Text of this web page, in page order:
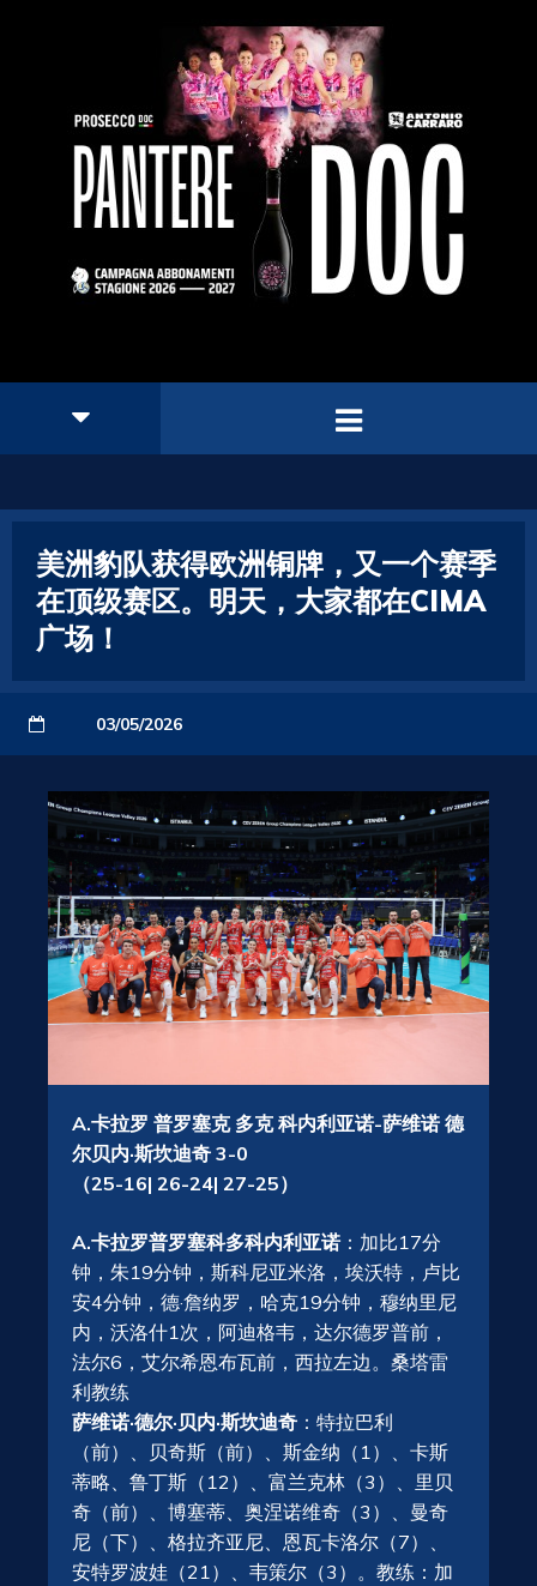
美洲豹队获得欧洲铜牌，又一个赛季
在顶级赛区。明天，大家都在CIMA
广场！
03/05/2026
A.卡拉罗 普罗塞克 多克 科内利亚诺-萨维诺 德
尔贝内·斯坎迪奇 3-0
（25-16| 26-24| 27-25）
A.卡拉罗普罗塞科多科内利亚诺 ：加比17分
钟，朱19分钟，斯科尼亚米洛，埃沃特，卢比
安4分钟，德·詹纳罗，哈克19分钟，穆纳里尼
内，沃洛什1次，阿迪格韦，达尔德罗普前，
法尔6，艾尔希恩布瓦前，西拉左边。桑塔雷
利教练
萨维诺·德尔·贝内·斯坎迪奇 ：特拉巴利
（前）、贝奇斯（前）、斯金纳（1）、卡斯
蒂略、鲁丁斯（12）、富兰克林（3）、里贝
奇（前）、博塞蒂、奥涅诺维奇（3）、曼奇
尼（下）、格拉齐亚尼、恩瓦卡洛尔（7）、
安特罗波娃（21）、韦策尔（3）。教练：加